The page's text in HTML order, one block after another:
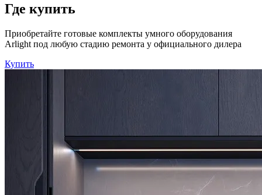
Где купить
Приобретайте готовые комплекты умного оборудования
Arlight под любую стадию ремонта у официального дилера
Купить